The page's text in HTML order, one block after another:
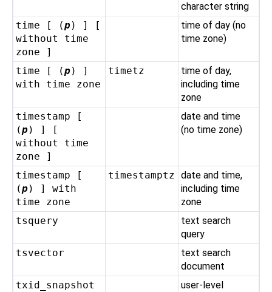
character string
time [ (p ) ] [
without time
zone ]
time of day (no
time zone)
time [ (p ) ]
with time zone
timetz
time of day,
including time
zone
timestamp [
(p ) ] [
without time
zone ]
date and time
(no time zone)
timestamp [
(p ) ] with
time zone
timestamptz date and time,
including time
zone
tsquery
text search
query
tsvector
text search
document
txid_snapshot
user-level